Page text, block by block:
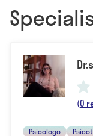
(0
Psicologo